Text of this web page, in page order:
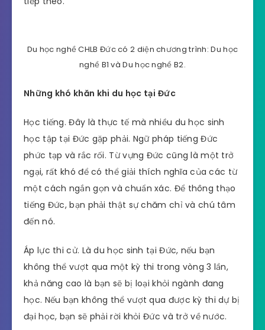
Du học nghề CHLB Đức có 2 diện chương trình: Du học
nghề B1 và Du học nghề B2.
Những khó khăn khi du học tại Đức
Học tiếng. Đây là thực tế mà nhiều du học sinh
học tập tại Đức gặp phải. Ngữ pháp tiếng Đức
phức tạp và rắc rối. Từ vựng Đức cũng là một trở
ngại, rất khó để có thể giải thích nghĩa của các từ
một cách ngắn gọn và chuẩn xác. Để thông thạo
tiếng Đức, bạn phải thật sự chăm chỉ và chú tâm
đến nó.
Áp lực thi cử. Là du học sinh tại Đức, nếu bạn
không thể vượt qua một kỳ thi trong vòng 3 lần,
khả năng cao là bạn sẽ bị loại khỏi ngành đang
học. Nếu bạn không thể vượt qua được kỳ thi dự bị
đại học, bạn sẽ phải rời khỏi Đức và trở về nước.